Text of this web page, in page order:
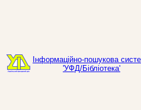
Інформаційно-пошукова
'УФД/Бібліотека'